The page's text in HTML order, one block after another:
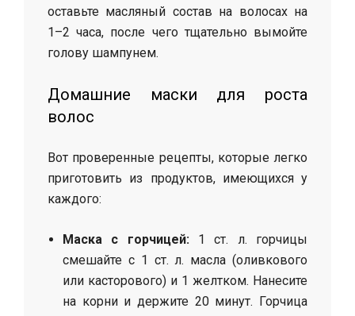
оставьте масляный состав на волосах на
1–2 часа, после чего тщательно вымойте
голову шампунем.
Домашние маски для роста
волос
Вот проверенные рецепты, которые легко
приготовить из продуктов, имеющихся у
каждого:
Маска с горчицей:1 ст. л. горчицы
смешайте с 1 ст. л. масла (оливкового
или касторового) и 1 желтком. Нанесите
на корни и держите 20 минут. Горчица